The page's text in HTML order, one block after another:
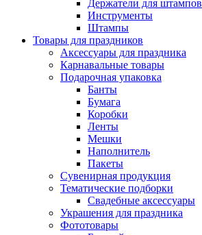
Держатели для штампов
Инструменты
Штампы
Товары для праздников
Аксессуары для праздника
Карнавальные товары
Подарочная упаковка
Банты
Бумага
Коробки
Ленты
Мешки
Наполнитель
Пакеты
Сувенирная продукция
Тематические подборки
Свадебные аксессуары
Украшения для праздника
Фототовары